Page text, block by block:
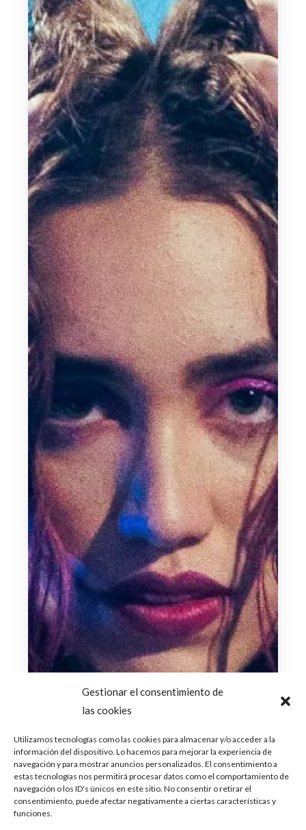
Gestionar el consentimiento de
las cookies
Utilizamos tecnologías como las cookies para almacenar y/o acceder a la
información del dispositivo. Lo hacemos para mejorar la experiencia de
navegación y para mostrar anuncios personalizados. El consentimiento a
estas tecnologías nos permitirá procesar datos como el comportamiento de
navegación o los ID's únicos en este sitio. No consentir o retirar el
consentimiento, puede afectar negativamente a ciertas características y
funciones.